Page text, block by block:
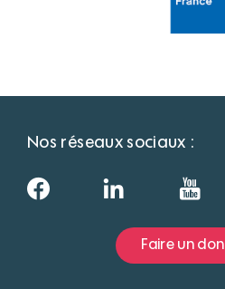
Nos réseaux sociaux :
Faire un don